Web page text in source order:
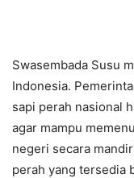
Swasembada Susu
Indonesia.
sapi perah nasional
agar mampu
negeri secara
perah yang tersedia